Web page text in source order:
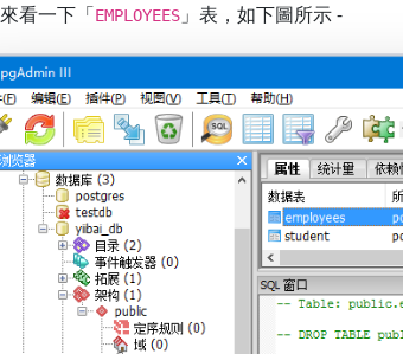
看一下「EMPLOYEES 」表，如下圖所示 -